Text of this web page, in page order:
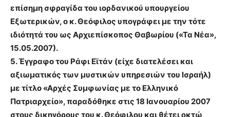
επίσημη σφραγίδα του ιορδανικού υπουργείου
Εξωτερικών, ο κ. Θεόφιλος υπογράφει με την τότε
ιδιότητά του ως Αρχιεπίσκοπος Θαβωρίου («Τα Νέα»,
15.05.2007).
5. Έγγραφο του Ράφι Εϊτάν (είχε διατελέσει και
αξιωματικός των μυστικών υπηρεσιών του Ισραήλ)
με τίτλο «Αρχές Συμφωνίας με το Ελληνικό
Πατριαρχείο», παραδόθηκε στις 18 Ιανουαρίου 2007
στους δικηγόρους του κ. Θεόφιλου και θέτει οκτώ